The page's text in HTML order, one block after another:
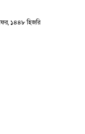
১৪৪৮ হিজরি